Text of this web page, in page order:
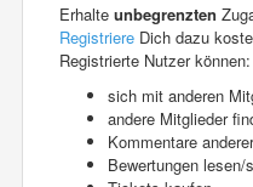
Erhalte unbegrenzten
Registriere Dich dazu
Registrierte Nutzer können:
sich mit anderen
andere Mitglieder
Kommentare
Bewertungen lesen/